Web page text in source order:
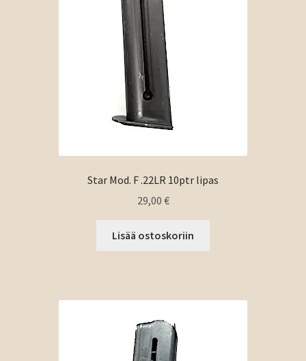
Star Mod. F .22LR 10ptr lipas
29,00 €
Lisää ostoskoriin